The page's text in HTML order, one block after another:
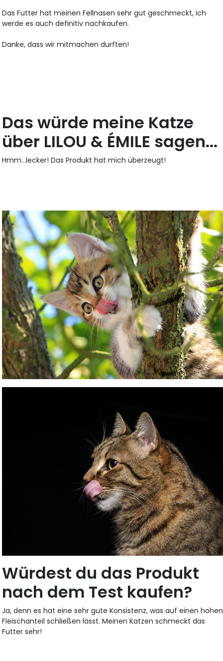
Das Futter hat meinen Fellnasen sehr gut geschmeckt, ich
werde es auch definitiv nachkaufen.
Danke, dass wir mitmachen durften!
Das würde meine Katze
über LILOU & ÉMILE sagen...
Hmm...lecker! Das Produkt hat mich überzeugt!
Würdest du das Produkt
nach dem Test kaufen?
Ja, denn es hat eine sehr gute Konsistenz, was auf einen hohen
Fleischanteil schließen lässt. Meinen Katzen schmeckt das
Futter sehr!